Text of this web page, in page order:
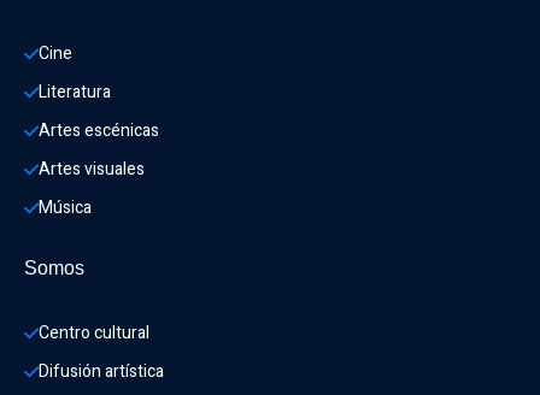
Cine
Literatura
Artes escénicas
Artes visuales
Música
Somos
Centro cultural
Difusión artística